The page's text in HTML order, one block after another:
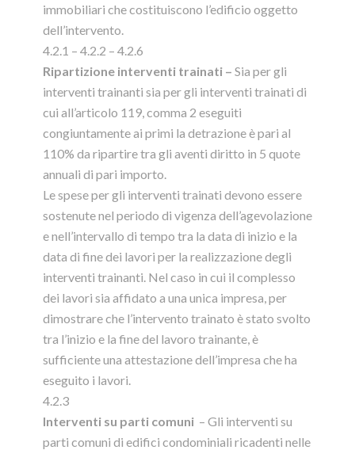
immobiliari che costituiscono l’edificio oggetto
dell’intervento.
4.2.1 – 4.2.2 – 4.2.6
Ripartizione interventi trainati – Sia per gli
interventi trainanti sia per gli interventi trainati di
cui all’articolo 119, comma 2 eseguiti
congiuntamente ai primi la detrazione è pari al
110% da ripartire tra gli aventi diritto in 5 quote
annuali di pari importo.
Le spese per gli interventi trainati devono essere
sostenute nel periodo di vigenza dell’agevolazione
e nell’intervallo di tempo tra la data di inizio e la
data di fine dei lavori per la realizzazione degli
interventi trainanti. Nel caso in cui il complesso
dei lavori sia affidato a una unica impresa, per
dimostrare che l’intervento trainato è stato svolto
tra l’inizio e la fine del lavoro trainante, è
sufficiente una attestazione dell’impresa che ha
eseguito i lavori.
4.2.3
Interventi su parti comuni – Gli interventi su
parti comuni di edifici condominiali ricadenti nelle